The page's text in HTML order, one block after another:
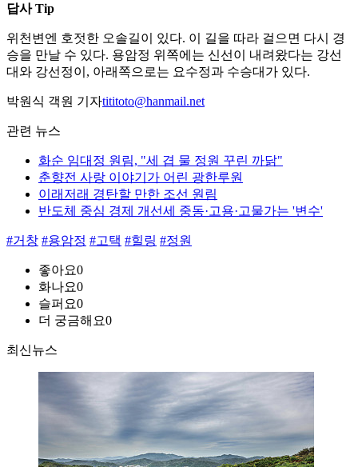
답사 Tip
위천변엔 호젓한 오솔길이 있다. 이 길을 따라 걸으면 다시 경
승을 만날 수 있다. 용암정 위쪽에는 신선이 내려왔다는 강선
대와 강선정이, 아래쪽으로는 요수정과 수승대가 있다.
박원식 객원 기자tititoto@hanmail.net
관련 뉴스
화순 임대정 원림, "세 겹 물 정원 꾸린 까닭"
춘향전 사랑 이야기가 어린 광한루원
이래저래 경탄할 만한 조선 원림
반도체 중심 경제 개선세 중동·고용·고물가는 '변수'
#거창 #용암정 #고택 #힐링 #정원
좋아요0
화나요0
슬퍼요0
더 궁금해요0
최신뉴스